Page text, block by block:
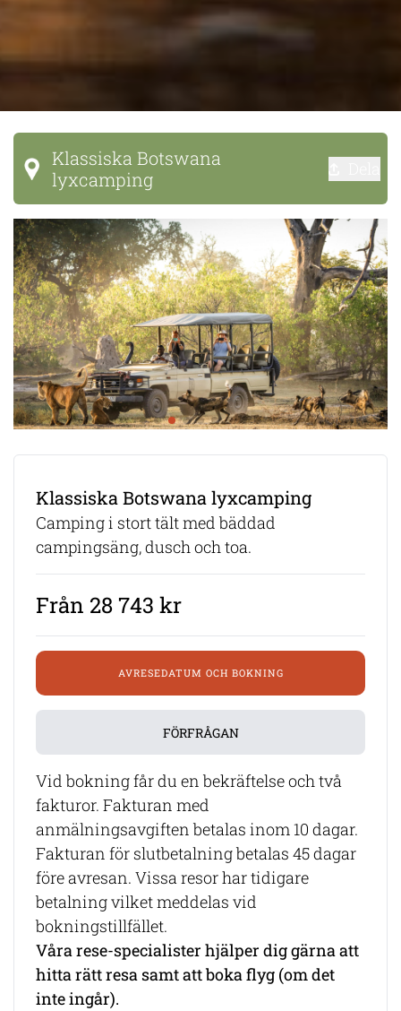
Klassiska Botswana
lyxcamping
Klassiska Botswana lyxcamping
Camping i stort tält med bäddad
campingsäng, dusch och toa.
Från 28 743 kr
AVRESEDATUM OCH BOKNING
FÖRFRÅGAN
Vid bokning får du en bekräftelse och två
fakturor. Fakturan med
anmälningsavgiften betalas inom 10 dagar.
Fakturan för slutbetalning betalas 45 dagar
före avresan. Vissa resor har tidigare
betalning vilket meddelas vid
bokningstillfället.
Våra rese-specialister hjälper dig gärna att
hitta rätt resa samt att boka flyg (om det
inte ingår).